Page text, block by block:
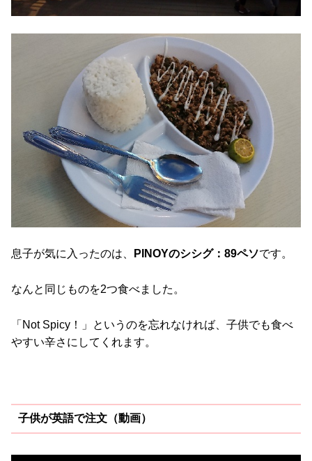
息子が気に入ったのは、 PINOYのシシグ：89ペソです。
なんと同じものを2つ食べました。
「Not Spicy！」というのを忘れなければ、子供でも食べ
やすい辛さにしてくれます。
子供が英語で注文（動画）